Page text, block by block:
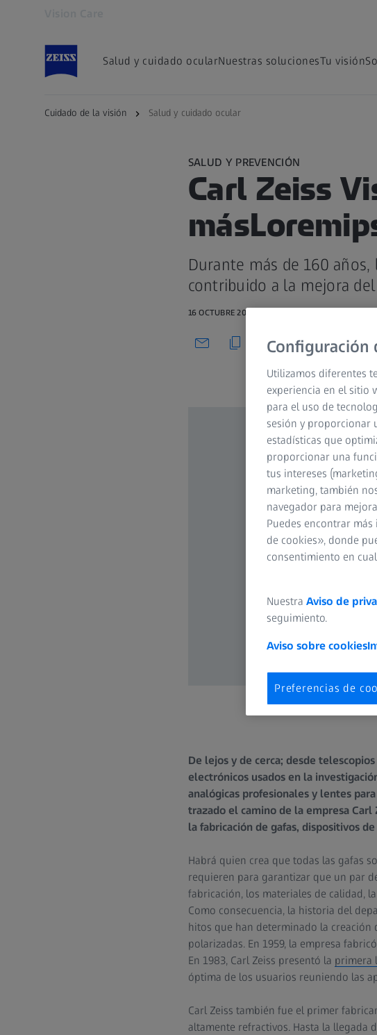
Salud y cuidado ocularNuestras solucionesTu visión
Cuidado de la visión Salud y cuidado ocular
SALUD Y PREVENCIÓN
Carl Zeiss
Durante más de 160
contribuido a la mejora
16 OCTUBRE 2021
De lejos y de cerca; desde
electrónicos usados en la
analógicas profesionales y lentes
trazado el camino de la empresa
la fabricación de gafas, dispositivos
Habrá quien crea que todas las gafas
requieren para garantizar que un par
fabricación, los materiales de calidad,
Como consecuencia, la historia del
hitos que han determinado la creación
polarizadas. En 1959, la empresa
En 1983, Carl Zeiss presentó la primera
óptima de los usuarios reuniendo las
Carl Zeiss también fue el primer
altamente refractivos. Hasta la llegada
Configuración
Utilizamos diferentes
experiencia en el sitio
para el uso de
sesión y proporcionar
estadísticas que
proporcionar una
tus intereses
marketing, también
navegador para
Puedes encontrar
de cookies», donde
consentimiento en
Nuestra Aviso de
seguimiento.
Aviso sobre cookies
Preferencias de